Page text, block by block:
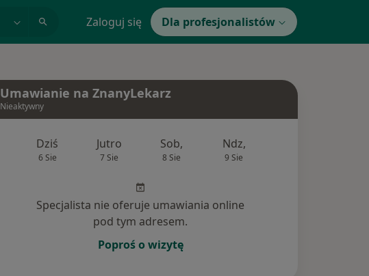
Zaloguj się Dla profesjonalistów
Umawianie na ZnanyLekarz
Nieaktywny
Dziś
6 Sie
Jutro
7 Sie
Sob,
8 Sie
Ndz,
9 Sie
Specjalista nie oferuje umawiania online
pod tym adresem.
Poproś o wizytę